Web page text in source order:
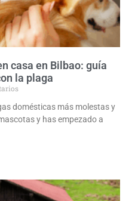
casa en Bilbao: guía
la plaga
domésticas más molestas y
y has empezado a